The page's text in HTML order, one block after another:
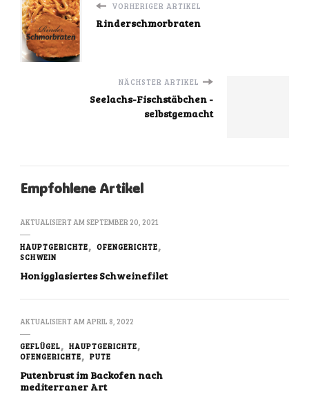
VORHERIGER ARTIKEL
Rinderschmorbraten
NÄCHSTER ARTIKEL
Seelachs-Fischstäbchen -
selbstgemacht
Empfohlene Artikel
AKTUALISIERT AM SEPTEMBER 20, 2021
HAUPTGERICHTE
OFENGERICHTE
SCHWEIN
Honigglasiertes Schweinefilet
AKTUALISIERT AM APRIL 8, 2022
GEFLÜGEL
HAUPTGERICHTE
OFENGERICHTE
PUTE
Putenbrust im Backofen nach
mediterraner Art